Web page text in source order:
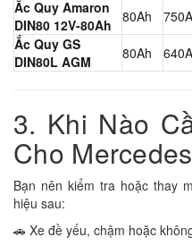
Ắc Quy Amaron
DIN80 12V-80Ah
80Ah 750A
Ắc Quy GS
DIN80L AGM
80Ah 640A
3. Khi Nào
Cho
Bạn nên kiểm tra hoặc thay
hiệu sau:
🚗 Xe đề yếu, chậm hoặc